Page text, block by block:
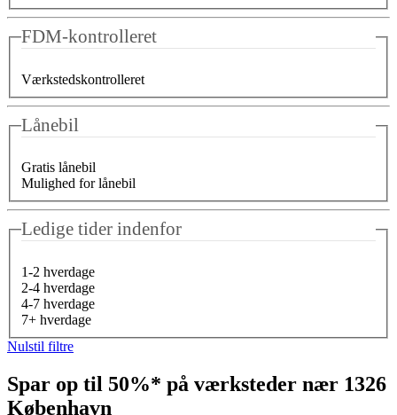
FDM-kontrolleret
Værkstedskontrolleret
Lånebil
Gratis lånebil
Mulighed for lånebil
Ledige tider indenfor
1-2 hverdage
2-4 hverdage
4-7 hverdage
7+ hverdage
Nulstil filtre
Spar op til 50%* på værksteder nær 1326
København